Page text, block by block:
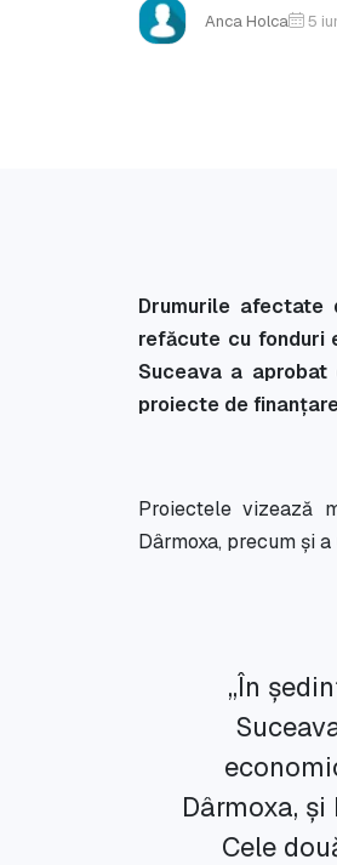
Anca Holca 5
Drumurile afectate
refăcute cu fonduri
Suceava a aprobat
proiecte de
Proiectele vizează
Dârmoxa, precum și
„În
Dârmoxa,
Cele